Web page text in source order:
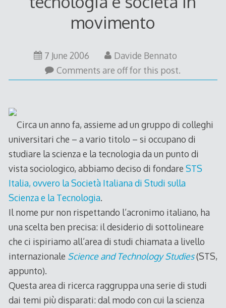
movimento
7 June 20067
June
Davide Bennato
Comments are off for this post.
Circa un anno fa, assieme ad un gruppo di colleghi
universitari che – a vario titolo – si occupano di
studiare la scienza e la tecnologia da un punto di
vista sociologico, abbiamo deciso di fondare STS
Italia, ovvero la Società Italiana di Studi sulla
Scienza e la Tecnologia.
Il nome pur non rispettando l’acronimo italiano, ha
una scelta ben precisa: il desiderio di sottolineare
che ci ispiriamo all’area di studi chiamata a livello
internazionale Science and Technology Studies(STS,
appunto).
Questa area di ricerca raggruppa una serie di studi
dai temi più disparati: dal modo con cui la scienza